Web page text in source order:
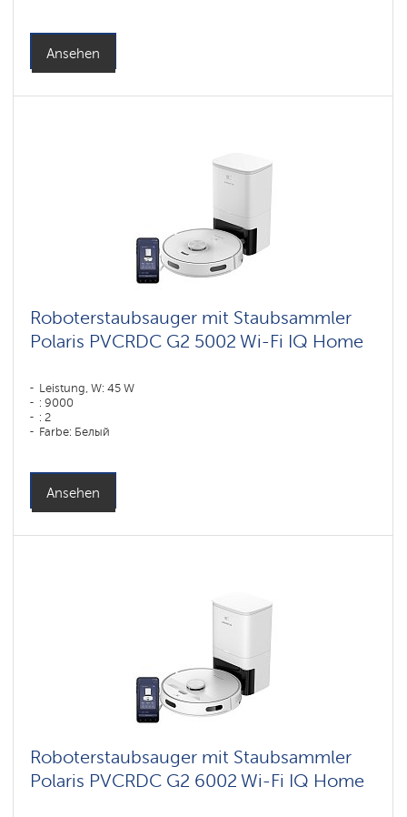
Ansehen
Roboterstaubsauger mit Staubsammler
Polaris PVCRDC G2 5002 Wi-Fi IQ Home
Leistung, W: 45 W
: 9000
: 2
Farbe: Белый
Ansehen
Roboterstaubsauger mit Staubsammler
Polaris PVCRDC G2 6002 Wi-Fi IQ Home